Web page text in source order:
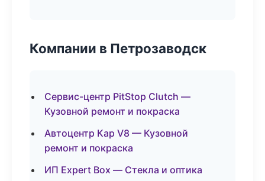
Компании в Петрозаводск
Сервис-центр PitStop Clutch —
Кузовной ремонт и покраска
Автоцентр Кар V8 — Кузовной
ремонт и покраска
ИП Expert Box — Стекла и оптика